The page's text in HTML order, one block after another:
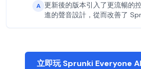
A 更新後的版本引入了更流暢的
進的聲音設計，從而改善了
立即玩 Sprunki Everyone